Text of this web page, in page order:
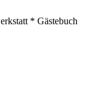
* Gästebuch